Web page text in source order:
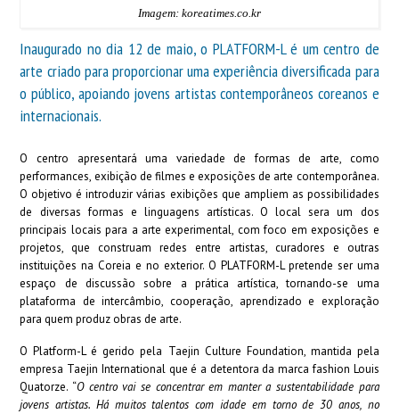
Imagem: koreatimes.co.kr
Inaugurado no dia 12 de maio, o PLATFORM-L é um centro de
arte criado para proporcionar uma experiência diversificada para
o público, apoiando jovens artistas contemporâneos coreanos e
internacionais.
O centro apresentará uma variedade de formas de arte, como
performances, exibição de filmes e exposições de arte contemporânea.
O objetivo é introduzir várias exibições que ampliem as possibilidades
de diversas formas e linguagens artísticas. O local sera um dos
principais locais para a arte experimental, com foco em exposições e
projetos, que construam redes entre artistas, curadores e outras
instituições na Coreia e no exterior. O PLATFORM-Lpretende ser uma
espaço de discussão sobre a prática artística, tornando-se uma
plataforma de intercâmbio, cooperação, aprendizado e exploração
para quem produz obras de arte.
O Platform-L é gerido pela Taejin Culture Foundation, mantida pela
empresa Taejin International que é a detentora da marca fashion Louis
Quatorze. “O centro vai se concentrar em manter a sustentabilidade para
jovens artistas. Há muitos talentos com idade em torno de 30 anos, no